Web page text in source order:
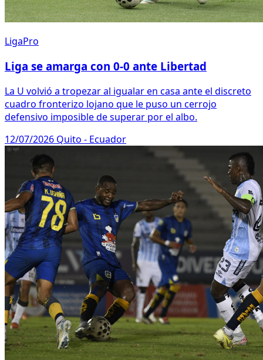
LigaPro
Liga se amarga con 0-0 ante Libertad
La U volvió a tropezar al igualar en casa ante el discreto
cuadro fronterizo lojano que le puso un cerrojo
defensivo imposible de superar por el albo.
12/07/2026 Quito - Ecuador